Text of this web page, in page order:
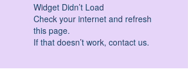
Widget Didn’t Load
Check your internet and refresh
this page.
If that doesn’t work, contact us.